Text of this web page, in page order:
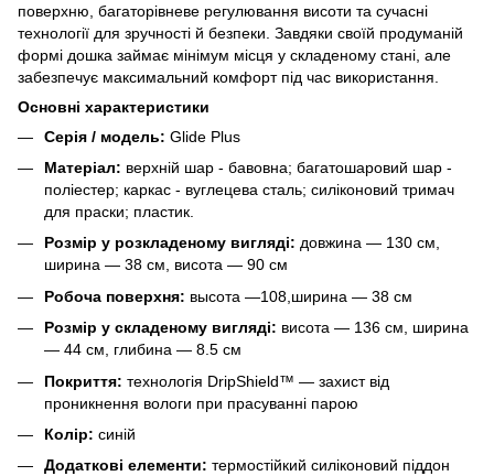
поверхню, багаторівневе регулювання висоти та сучасні
технології для зручності й безпеки. Завдяки своїй продуманій
формі дошка займає мінімум місця у складеному стані, але
забезпечує максимальний комфорт під час використання.
Основні характеристики
Серія / модель: Glide Plus
Матеріал: верхній шар - бавовна; багатошаровий шар -
поліестер; каркас - вуглецева сталь; силіконовий тримач
для праски; пластик.
Розмір у розкладеному вигляді: довжина — 130 см,
ширина — 38 см, висота — 90 см
Робоча поверхня: высота —108,ширина — 38 см
Розмір у складеному вигляді: висота — 136 см, ширина
— 44 см, глибина — 8.5 см
Покриття: технологія DripShield™ — захист від
проникнення вологи при прасуванні парою
Колір: синій
Додаткові елементи: термостійкий силіконовий піддон